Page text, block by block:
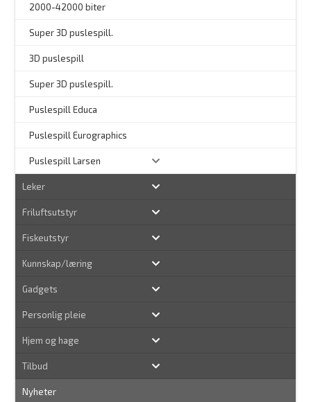
2000-42000 biter
Super 3D puslespill.
3D puslespill
Super 3D puslespill.
Puslespill Educa
Puslespill Eurographics
Puslespill Larsen
Leker
Friluftsutstyr
Fiskeutstyr
Kunnskap/læring
Gadgets
Personlig pleie
Hjem og hage
Tilbud
Nyheter